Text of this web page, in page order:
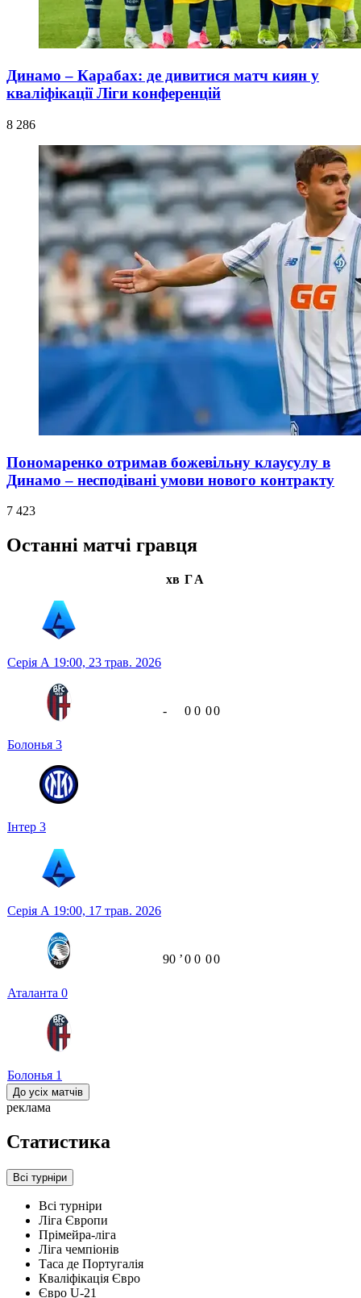
Динамо – Карабах: де дивитися матч киян у
кваліфікації Ліги конференцій
8 286
Пономаренко отримав божевільну клаусулу в
Динамо – несподівані умови нового контракту
7 423
Останні матчі гравця
хв ГА
Серія А 19:00, 23 трав. 2026
Болонья 3
Інтер 3
- 0 0 00
Серія А 19:00, 17 трав. 2026
Аталанта 0
Болонья 1
90 ʼ0 0 00
До усіх матчів
реклама
Статистика
Всі турніри
Всі турніри
Ліга Європи
Прімейра-ліга
Ліга чемпіонів
Таса де Португалія
Кваліфікація Євро
Євро U-21